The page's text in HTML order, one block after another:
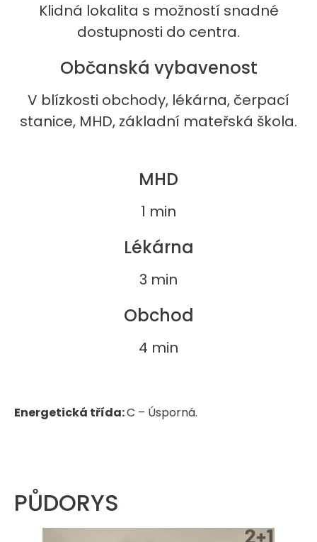
Klidná lokalita s možností snadné
dostupnosti do centra.
Občanská vybavenost
V blízkosti obchody, lékárna, čerpací
stanice, MHD, základní mateřská škola.
MHD
1 min
Lékárna
3 min
Obchod
4 min
Energetická třída:C – Úsporná.
PŮDORYS